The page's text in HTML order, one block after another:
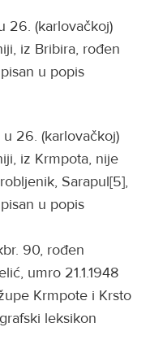
26. (karlovačkoj)
iz Bribira, rođen
u popis
u 26. (karlovačkoj)
iz Krmpota, nije
Sarapul[5],
u popis
90, rođen
umro 21.1.1948
Krmpote i Krsto
leksikon